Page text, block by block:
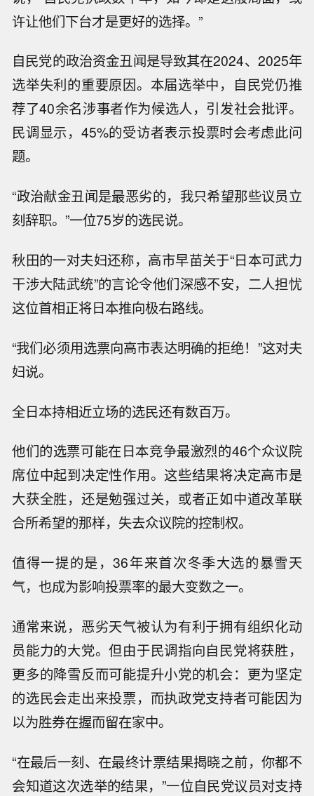
许让他们下台才是更好的选择。”
自民党的政治资金丑闻是导致其在2024、2025年
选举失利的重要原因。本届选举中，自民党仍推
荐了40余名涉事者作为候选人，引发社会批评。
民调显示，45%的受访者表示投票时会考虑此问
题。
“政治献金丑闻是最恶劣的，我只希望那些议员立
刻辞职。”一位75岁的选民说。
秋田的一对夫妇还称，高市早苗关于“日本可武力
干涉大陆武统”的言论令他们深感不安，二人担忧
这位首相正将日本推向极右路线。
“我们必须用选票向高市表达明确的拒绝！”这对夫
妇说。
全日本持相近立场的选民还有数百万。
他们的选票可能在日本竞争最激烈的46个众议院
席位中起到决定性作用。这些结果将决定高市是
大获全胜，还是勉强过关，或者正如中道改革联
合所希望的那样，失去众议院的控制权。
值得一提的是，36年来首次冬季大选的暴雪天
气，也成为影响投票率的最大变数之一。
通常来说，恶劣天气被认为有利于拥有组织化动
员能力的大党。但由于民调指向自民党将获胜，
更多的降雪反而可能提升小党的机会：更为坚定
的选民会走出来投票，而执政党支持者可能因为
以为胜券在握而留在家中。
“在最后一刻、在最终计票结果揭晓之前，你都不
会知道这次选举的结果，”一位自民党议员对支持